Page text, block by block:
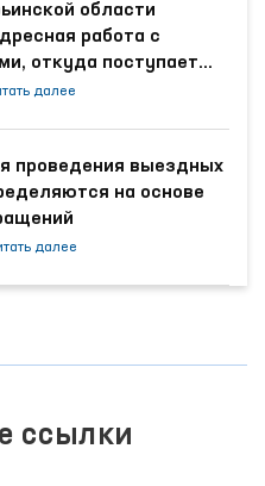
области
работа с
откуда поступает
обращений
далее
проведения выездных
на основе
далее
ссылки